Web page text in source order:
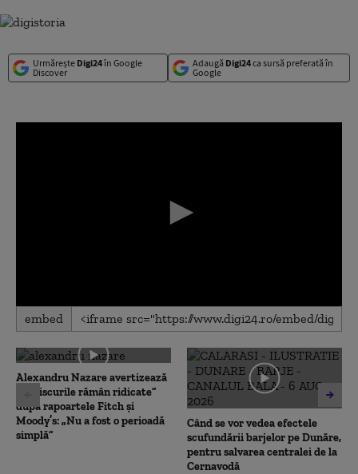
Urmărește Digi24în Google
Discover
Adaugă Digi24ca sursă preferată în
Google
0
seconds
0
seconds
embed
Alexandru Nazare avertizează
că „riscurile rămân ridicate”
după rapoartele Fitch și
Moody’s: „Nu a fost o perioadă
simplă”
Când se vor vedea efectele
scufundării barjelor pe Dunăre,
pentru salvarea centralei de la
Cernavodă